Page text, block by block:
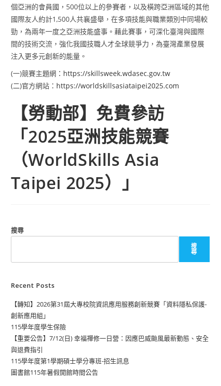
個亞洲的會員國，500位以上的參賽者，以及橫跨亞洲區域的其他
國際友人約計1,500人共襄盛舉，在多項技能與職業類別中同場較
勁，為兩年一度之亞洲技能盛事。藉此賽事，可深化臺灣與國際
間的技術交流，強化我國技職人才全球競爭力，為臺灣產業發展
注入更多元創新的能量。
(一)競賽主題網： https://skillsweek.wdasec.gov.tw
(二)官方網站： https://worldskillsasiataipei2025.com
【勞動部】免費參訪
「2025亞洲技能競賽
（WorldSkills Asia
Taipei 2025）」
搜尋
搜
尋
Recent Posts
【轉知】2026第31屆大專校院資訊應用服務創新競賽「資料隱私保護-
創新應用組」
115學年度學生保險
【重要公告】7/12(日) 幸福禪修一日營：因應巴威颱風最新動態、安全
與退費指引
115學年度第1學期碩士學分專班-招生訊息
圖書館115年暑假開館時間公告